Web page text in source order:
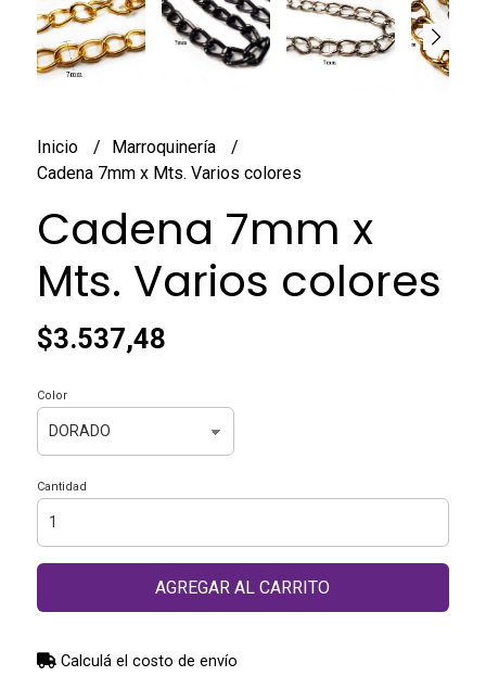
Inicio
Marroquinería
Cadena 7mm x Mts. Varios colores
Cadena 7mm x
Mts. Varios colores
$3.537,48
Color
Cantidad
AGREGAR AL CARRITO
Calculá el costo de envío